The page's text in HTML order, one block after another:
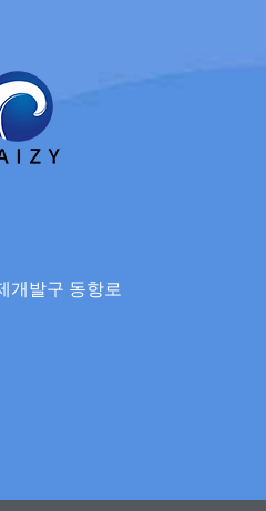
개발구 동항로